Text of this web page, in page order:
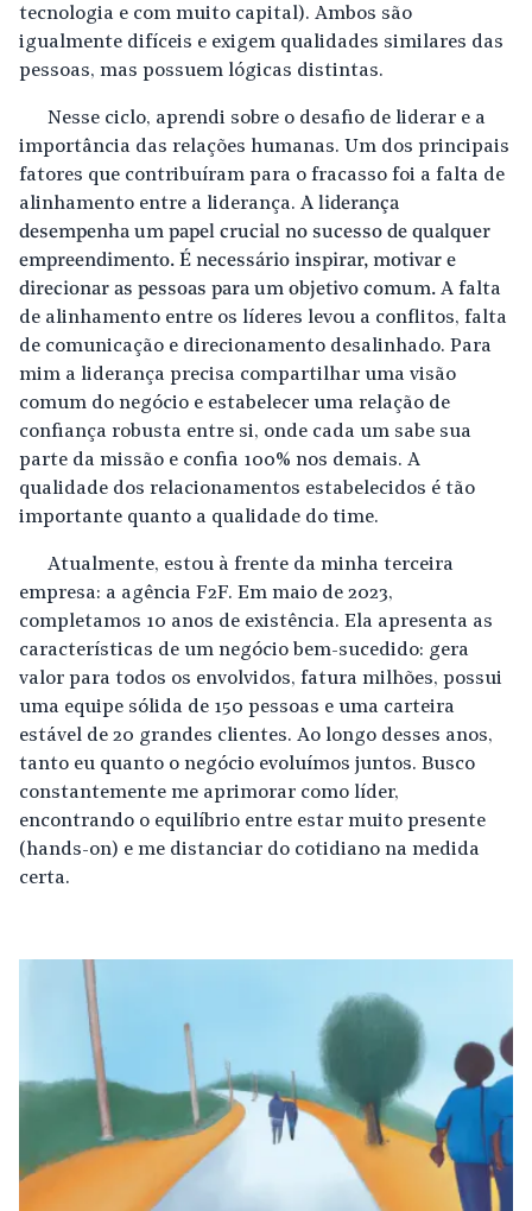
tecnologia e com muito capital). Ambos são
igualmente difíceis e exigem qualidades similares das
pessoas, mas possuem lógicas distintas.
Nesse ciclo, aprendi sobre o desafio de liderar e a
importância das relações humanas. Um dos principais
fatores que contribuíram para o fracasso foi a falta de
alinhamento entre a liderança. A liderança
desempenha um papel crucial no sucesso de qualquer
empreendimento. É necessário inspirar, motivar e
direcionar as pessoas para um objetivo comum. A falta
de alinhamento entre os líderes levou a conflitos, falta
de comunicação e direcionamento desalinhado. Para
mim a liderança precisa compartilhar uma visão
comum do negócio e estabelecer uma relação de
confiança robusta entre si, onde cada um sabe sua
parte da missão e confia 100% nos demais. A
qualidade dos relacionamentos estabelecidos é tão
importante quanto a qualidade do time.
Atualmente, estou à frente da minha terceira
empresa: a agência F2F. Em maio de 2023,
completamos 10 anos de existência. Ela apresenta as
características de um negócio bem-sucedido: gera
valor para todos os envolvidos, fatura milhões, possui
uma equipe sólida de 150 pessoas e uma carteira
estável de 20 grandes clientes. Ao longo desses anos,
tanto eu quanto o negócio evoluímos juntos. Busco
constantemente me aprimorar como líder,
encontrando o equilíbrio entre estar muito presente
(hands-on) e me distanciar do cotidiano na medida
certa.